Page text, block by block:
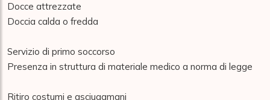
Docce attrezzate
Doccia calda o fredda
Servizio di primo soccorso
Presenza in struttura di materiale medico a norma di legge
Ritiro costumi e asciugamani